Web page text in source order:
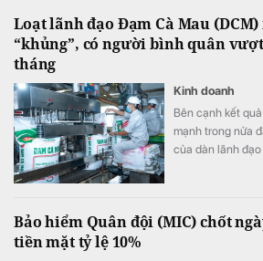
Loạt lãnh đạo Đạm Cà Mau
“khủng”, có người bình quân
tháng
Kinh doanh
Bên cạnh kết
mạnh trong nửa
của dàn lãnh
tỷ đồng chỉ sau
Bảo hiểm Quân đội (MIC) chốt
tiền mặt tỷ lệ 10%